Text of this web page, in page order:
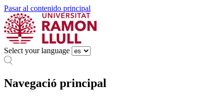
Pasar al contenido principal
Select your language
Navegació principal